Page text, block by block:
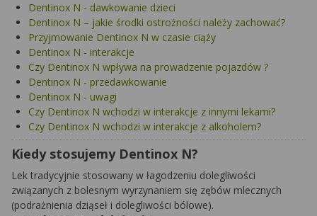
Dentinox N - dawkowanie dzieci
Dentinox N – jakie środki ostrożności należy zachować?
Przyjmowanie Dentinox N w czasie ciąży
Dentinox N - interakcje
Czy Dentinox N wpływa na prowadzenie pojazdów ?
Dentinox N - przedawkowanie
Dentinox N - uwagi
Czy Dentinox N wchodzi w interakcje z innymi lekami?
Czy Dentinox N wchodzi w interakcje z alkoholem?
Kiedy stosujemy Dentinox N?
Lek tradycyjnie stosowany w łagodzeniu dolegliwości
związanych z bolesnym wyrzynaniem się zębów mlecznych
(podrażnienia dziąseł i dolegliwości bólowe).